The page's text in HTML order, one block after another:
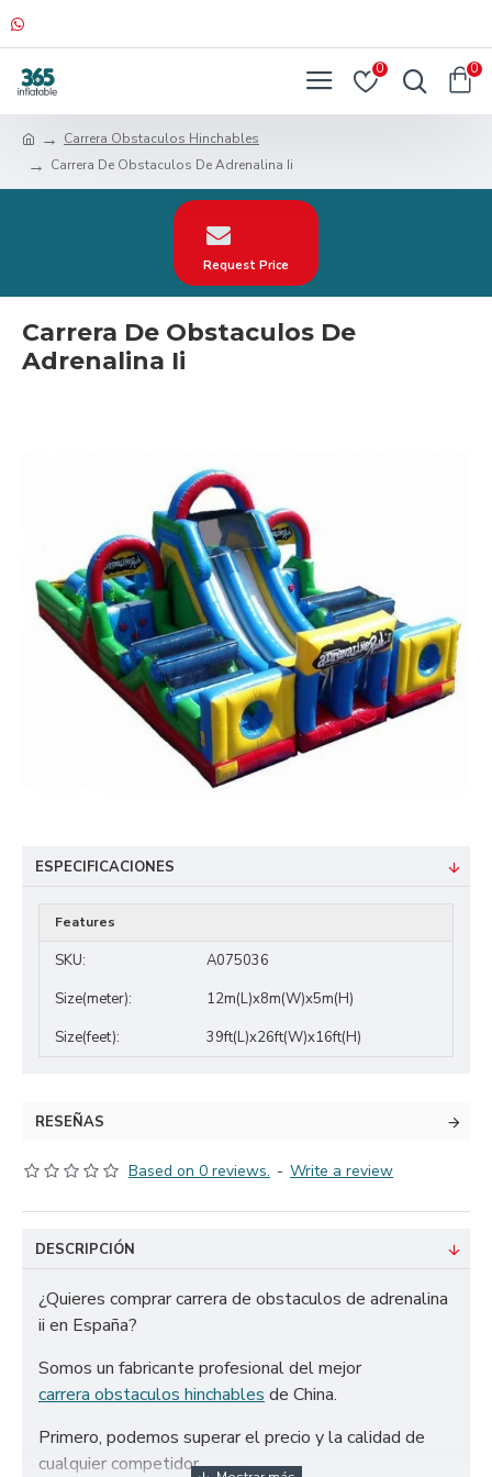
0 0
Carrera Obstaculos Hinchables
Carrera De Obstaculos De Adrenalina Ii
Request Price
Carrera De Obstaculos De
Adrenalina Ii
ESPECIFICACIONES
Features
SKU:
A075036
Size(meter):
12m(L)x8m(W)x5m(H)
Size(feet):
39ft(L)x26ft(W)x16ft(H)
RESEÑAS
Based on 0 reviews. - Write a review
DESCRIPCIÓN
¿Quieres comprar carrera de obstaculos de adrenalina
ii en España?
Somos un fabricante profesional del mejor
carrera obstaculos hinchables de China.
Primero, podemos superar el precio y la calidad de
cualquier competidor.